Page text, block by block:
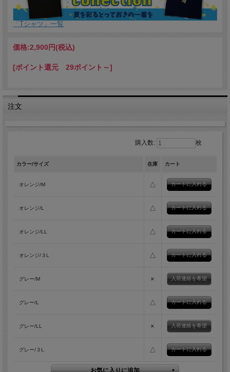
「Tシャツ」一覧
価格:2,900円(税込)
[ポイント還元 29ポイント～]
注文
購入数: 枚
カラー/サイズ 在庫 カート
オレンジ/M △
オレンジ/L △
オレンジ/LL △
オレンジ/３L △
グレー/M × 入荷連絡を希望
グレー/L △
グレー/LL × 入荷連絡を希望
グレー/３L △